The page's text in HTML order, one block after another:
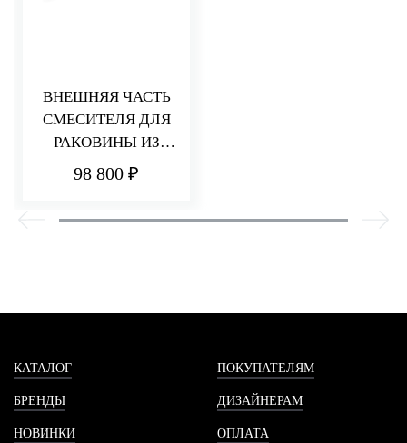
ВНЕШНЯЯ ЧАСТЬ
СМЕСИТЕЛЯ ДЛЯ
РАКОВИНЫ ИЗ
СТЕНЫ 220 ММ Q30
98 800 ₽
КАТАЛОГ
БРЕНДЫ
НОВИНКИ
ПОКУПАТЕЛЯМ
ДИЗАЙНЕРАМ
ОПЛАТА